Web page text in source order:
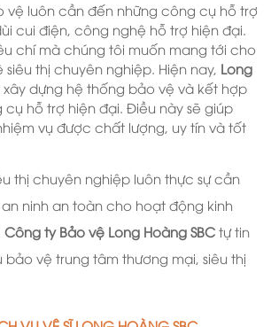
vệ luôn cần đến những công cụ hỗ trợ
cui điện, công nghệ hỗ trợ hiện đại.
chí mà chúng tôi muốn mang tới cho
thị chuyên nghiệp. Hiện nay, Long
dựng hệ thống bảo vệ và kết hợp
cụ hỗ trợ hiện đại. Điều này sẽ giúp
vụ được chất lượng, uy tín và tốt
thị chuyên nghiệp luôn thực sự cần
ninh an toàn cho hoạt động kinh
Công ty Bảo vệ Long Hoàng SBC tự tin
vệ trung tâm thương mại, siêu thị